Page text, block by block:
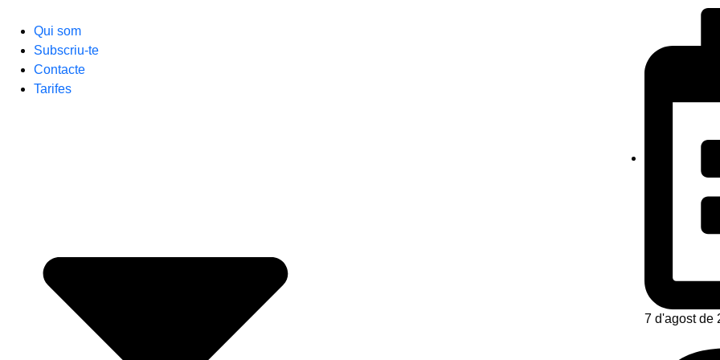
Qui som
Subscriu-te
Contacte
Tarifes
7 d'agost de